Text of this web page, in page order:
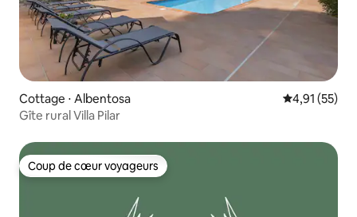
Cottage ⋅ Albentosa Évaluation
4,91 (55)
Gîte rural Villa Pilar
Coup de cœur voyageurs
Coup de cœur voyageurs